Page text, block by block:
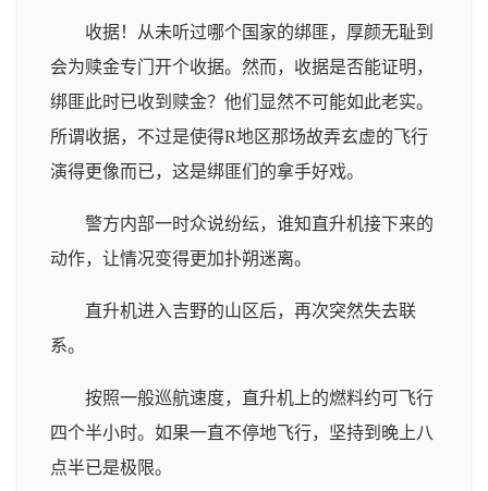
收据！从未听过哪个国家的绑匪，厚颜无耻到
会为赎金专门开个收据。然而，收据是否能证明，
绑匪此时已收到赎金？他们显然不可能如此老实。
所谓收据，不过是使得R地区那场故弄玄虚的飞行
演得更像而已，这是绑匪们的拿手好戏。
警方内部一时众说纷纭，谁知直升机接下来的
动作，让情况变得更加扑朔迷离。
直升机进入吉野的山区后，再次突然失去联
系。
按照一般巡航速度，直升机上的燃料约可飞行
四个半小时。如果一直不停地飞行，坚持到晚上八
点半已是极限。